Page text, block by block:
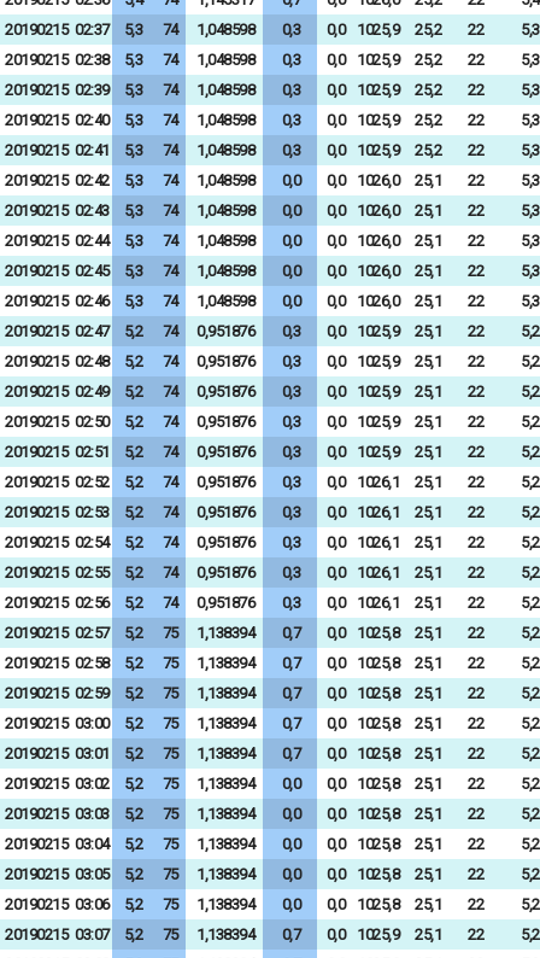
20190215 02:37 5,3 74 1,048598 0,3 0,0 1025,9 25,2 22
5,3
20190215 02:38 5,3 74 1,048598 0,3 0,0 1025,9 25,2 22
5,3
20190215 02:39 5,3 74 1,048598 0,3 0,0 1025,9 25,2 22
5,3
20190215 02:40 5,3 74 1,048598 0,3 0,0 1025,9 25,2 22
5,3
20190215 02:41 5,3 74 1,048598 0,3 0,0 1025,9 25,2 22
5,3
20190215 02:42 5,3 74 1,048598 0,0 0,0 1026,0 25,1 22
5,3
20190215 02:43 5,3 74 1,048598 0,0 0,0 1026,0 25,1 22
5,3
20190215 02:44 5,3 74 1,048598 0,0 0,0 1026,0 25,1 22
5,3
20190215 02:45 5,3 74 1,048598 0,0 0,0 1026,0 25,1 22
5,3
20190215 02:46 5,3 74 1,048598 0,0 0,0 1026,0 25,1 22
5,3
20190215 02:47 5,2 74 0,951876 0,3 0,0 1025,9 25,1 22
5,2
20190215 02:48 5,2 74 0,951876 0,3 0,0 1025,9 25,1 22
5,2
20190215 02:49 5,2 74 0,951876 0,3 0,0 1025,9 25,1 22
5,2
20190215 02:50 5,2 74 0,951876 0,3 0,0 1025,9 25,1 22
5,2
20190215 02:51 5,2 74 0,951876 0,3 0,0 1025,9 25,1 22
5,2
20190215 02:52 5,2 74 0,951876 0,3 0,0 1026,1 25,1 22
5,2
20190215 02:53 5,2 74 0,951876 0,3 0,0 1026,1 25,1 22
5,2
20190215 02:54 5,2 74 0,951876 0,3 0,0 1026,1 25,1 22
5,2
20190215 02:55 5,2 74 0,951876 0,3 0,0 1026,1 25,1 22
5,2
20190215 02:56 5,2 74 0,951876 0,3 0,0 1026,1 25,1 22
5,2
20190215 02:57 5,2 75 1,138394 0,7 0,0 1025,8 25,1 22
5,2
20190215 02:58 5,2 75 1,138394 0,7 0,0 1025,8 25,1 22
5,2
20190215 02:59 5,2 75 1,138394 0,7 0,0 1025,8 25,1 22
5,2
20190215 03:00 5,2 75 1,138394 0,7 0,0 1025,8 25,1 22
5,2
20190215 03:01 5,2 75 1,138394 0,7 0,0 1025,8 25,1 22
5,2
20190215 03:02 5,2 75 1,138394 0,0 0,0 1025,8 25,1 22
5,2
20190215 03:03 5,2 75 1,138394 0,0 0,0 1025,8 25,1 22
5,2
20190215 03:04 5,2 75 1,138394 0,0 0,0 1025,8 25,1 22
5,2
20190215 03:05 5,2 75 1,138394 0,0 0,0 1025,8 25,1 22
5,2
20190215 03:06 5,2 75 1,138394 0,0 0,0 1025,8 25,1 22
5,2
20190215 03:07 5,2 75 1,138394 0,7 0,0 1025,9 25,1 22
5,2